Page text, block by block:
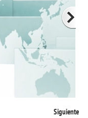
Siguiente